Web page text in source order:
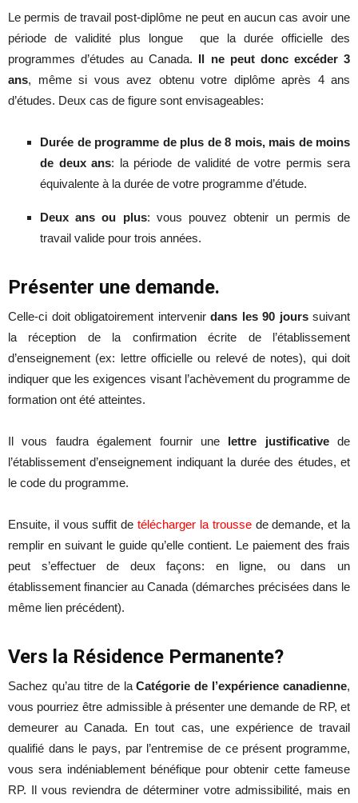
Le permis de travail post-diplôme ne peut en aucun cas avoir une
période de validité plus longue que la durée officielle des
programmes d’études au Canada. Il ne peut donc excéder 3
ans, même si vous avez obtenu votre diplôme après 4 ans
d’études. Deux cas de figure sont envisageables:
Durée de programme de plus de 8 mois, mais de moins
de deux ans: la période de validité de votre permis sera
équivalente à la durée de votre programme d’étude.
Deux ans ou plus: vous pouvez obtenir un permis de
travail valide pour trois années.
Présenter une demande.
Celle-ci doit obligatoirement intervenir dans les 90 jourssuivant
la réception de la confirmation écrite de l’établissement
d’enseignement (ex: lettre officielle ou relevé de notes), qui doit
indiquer que les exigences visant l’achèvement du programme de
formation ont été atteintes.
Il vous faudra également fournir une lettre justificativede
l’établissement d’enseignement indiquant la durée des études, et
le code du programme.
Ensuite, il vous suffit detélécharger la troussede demande, et la
remplir en suivant le guide qu’elle contient. Le paiement des frais
peut s’effectuer de deux façons: en ligne, ou dans un
établissement financier au Canada (démarches précisées dans le
même lien précédent).
Vers la Résidence Permanente?
Sachez qu’au titre de laCatégorie de l’expérience canadienne,
vous pourriez être admissible à présenter une demande de RP, et
demeurer au Canada. En tout cas, une expérience de travail
qualifié dans le pays, par l’entremise de ce présent programme,
vous sera indéniablement bénéfique pour obtenir cette fameuse
RP. Il vous reviendra de déterminer votre admissibilité, mais en